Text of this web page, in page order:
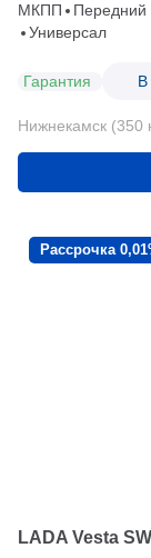
МКПП Передний
Универсал
Гарантия В
Нижнекамск
Рассрочка
LADA Vesta